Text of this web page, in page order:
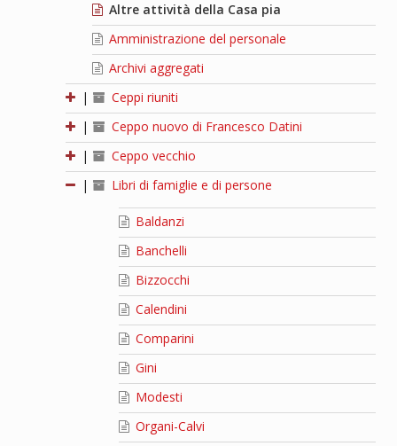
Altre attività della Casa pia
Amministrazione del personale
Archivi aggregati
|
Ceppi riuniti
|
Ceppo nuovo di Francesco Datini
|
Ceppo vecchio
|
Libri di famiglie e di persone
Baldanzi
Banchelli
Bizzocchi
Calendini
Comparini
Gini
Modesti
Organi-Calvi